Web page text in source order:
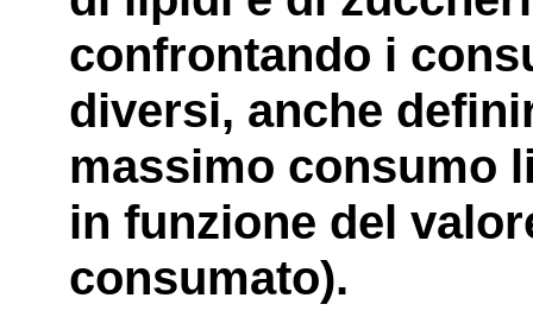
confrontando i
diversi, anche
massimo consumo
in funzione del
consumato).